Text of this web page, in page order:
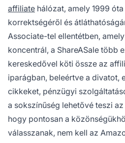
affiliate hálózat, amely 1999
korrektségéről és
Associate-tel ellentétben,
koncentrál, a ShareASale több
kereskedővel köti össze az
iparágban, beleértve a divatot,
cikkeket, pénzügyi
a sokszínűség lehetővé teszi
hogy pontosan a
válasszanak, nem kell az